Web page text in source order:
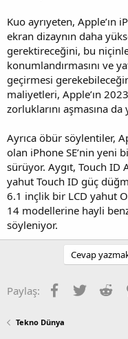
Kuo ayrıyeten, Apple’ın
ekran dizaynın daha
gerektireceğini, bu niçinle
konumlandırmasını ve
geçirmesi
maliyetleri, Apple’ın
zorluklarını aşmasına da
Ayrıca öbür söylentiler,
olan iPhone SE’nin yeni
sürüyor. Aygıt, Touch ID
yahut ‌Touch ID‌ güç
6.1 inçlik bir LCD yahut
14‌ modellerine hayli
söyleniyor.
Cevap
Paylaş: Facebook
Twitter
Tekno Dünya